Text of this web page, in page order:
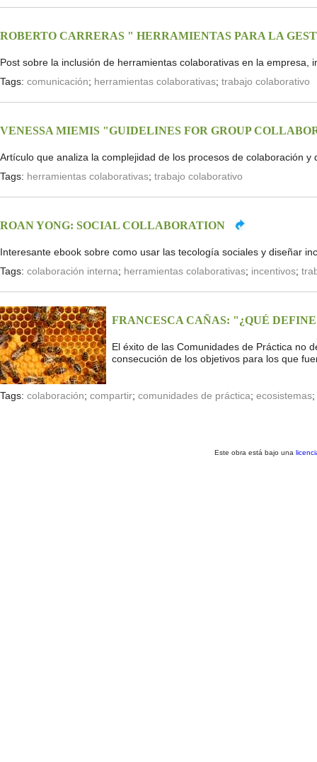
ROBERTO CARRERAS " HERRAMIENTAS PARA LA
Post sobre la inclusión de herramientas colaborativas en la
Tags: comunicación; herramientas colaborativas; trabajo colaborativo
VENESSA MIEMIS "GUIDELINES FOR GROUP
Artículo que analiza la complejidad de los procesos de colaboración
Tags: herramientas colaborativas; trabajo colaborativo
ROAN YONG: SOCIAL COLLABORATION
Interesante ebook sobre como usar las tecología sociales y diseñar
Tags: colaboración interna; herramientas colaborativas; incentivos;
FRANCESCA CAÑAS: "¿QUÉ
El éxito de las Comunidades de Práctica no
consecución de los objetivos para los que
Tags: colaboración; compartir; comunidades de práctica; ecosistemas;
Este obra está bajo una